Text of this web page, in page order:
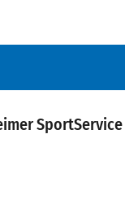
SportService